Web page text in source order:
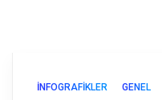
İNFOGRAFIKLER GENEL